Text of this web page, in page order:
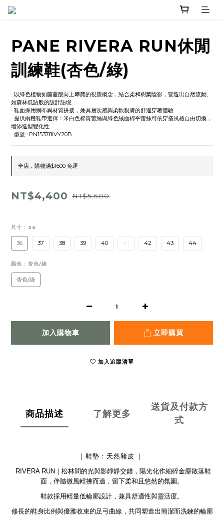
PANE RIVERA RUN休閒
訓練鞋(杏色/綠)
‧ 以綠色植物如藤蔓般向上攀爬的視覺概念，結合柔和樹葉陰影，營造出自然流動、
如森林低語般的設計語境
‧ 鞋面採用網布異材質拼接，兼具層次感與柔軟親膚的舒適穿著體驗
‧ 提供兩種鞋帶選擇：米白色棉質蕾絲與綠色絨面棉平蕾絲可依穿搭風格自由切換，
增添造型變化性
‧ 型號 : PN15378IVY20B
全店，購物滿$1600 免運
NT$4,400 NT$5,500
尺寸 : 36
36 37 38 39 40 41 42 43 44
顏色 : 杏色/綠
杏色/綠
加入購物車 立即購買
加入追蹤清單
商品描述 了解更多
送貨及付款方
式
｜鞋墊：天然豬皮
｜
RIVERA RUN｜ 松林間的光與影靜靜交錯，陽光化作細碎金塵散落鞋
面，伴隨微風輕拂而過，留下柔和且悠然的氛圍。
鞋款採用輕量低輪廓設計，兼具舒適性與靈活度。
修長的鞋身比例與優雅收束的足弓曲線，共同塑造出簡潔而洗鍊的輪廓